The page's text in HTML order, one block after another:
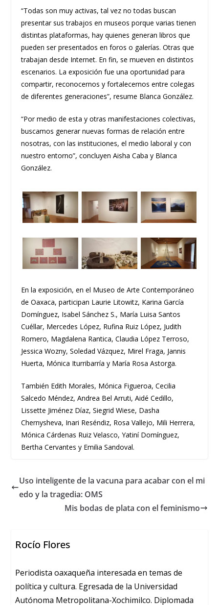
“Todas son muy activas, tal vez no todas buscan
presentar sus trabajos en museos porque varias tienen
distintas plataformas, hay quienes generan libros que
pueden ser presentados en foros o galerías. Otras que
trabajan desde Internet. En fin, se mueven en distintos
escenarios. La exposición fue una oportunidad para
compartir, reconocernos y fortalecernos entre colegas
de diferentes generaciones”, resume Blanca González.
“Por medio de esta y otras manifestaciones colectivas,
buscamos generar nuevas formas de relación entre
nosotras, con las instituciones, el medio laboral y con
nuestro entorno”, concluyen Aisha Caba y Blanca
González.
En la exposición, en el Museo de Arte Contemporáneo
de Oaxaca, participan Laurie Litowitz, Karina García
Domínguez, Isabel Sánchez S., María Luisa Santos
Cuéllar, Mercedes López, Rufina Ruiz López, Judith
Romero, Magdalena Rantica, Claudia López Terroso,
Jessica Wozny, Soledad Vázquez, Mirel Fraga, Jannis
Huerta, Mónica Iturribarría y María Rosa Astorga.
También Edith Morales, Mónica Figueroa, Cecilia
Salcedo Méndez, Andrea Bel Arruti, Aidé Cedillo,
Lissette Jiménez Díaz, Siegrid Wiese, Dasha
Chernysheva, Inari Reséndiz, Rosa Vallejo, Mili Herrera,
Mónica Cárdenas Ruiz Velasco, Yatiní Domínguez,
Bertha Cervantes y Emilia Sandoval.
Uso inteligente de la vacuna para acabar con el mi
edo y la tragedia: OMS
Mis bodas de plata con el feminismo
Rocío Flores
Periodista oaxaqueña interesada en temas de
política y cultura. Egresada de la Universidad
Autónoma Metropolitana-Xochimilco. Diplomada